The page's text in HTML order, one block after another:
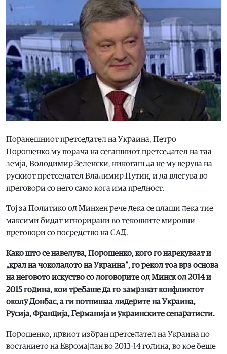
Поранешниот претседател на Украина, Петро
Порошенко му порача на сегашниот претседател на таа
земја, Володимир Зеленски, никогаш да не му верува на
рускиот претседател Владимир Путин, и да влегува во
преговори со него само кога има предност.
Тој за Политико од Минхен рече дека се плаши дека тие
максими бидат игнорирани во тековните мировни
преговори со посредство на САД.
Како што се наведува, Порошенко, кого го нарекуваат и
„крал на чоколадото на Украина“, го рекол тоа врз основа
на неговото искуство со договорите од Минск од 2014 и
2015 година, кои требаше да го замрзнат конфликтот
околу Донбас, а ги потпишаа лидерите на Украина,
Русија, Франција, Германија и украинските сепаратисти.
Порошенко, првиот избран претседател на Украина по
востанието на Евромајдан во 2013-14 година, во кое беше